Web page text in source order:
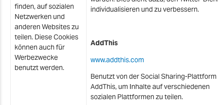
finden, auf sozialen
Netzwerken und
anderen Websites zu
teilen. Diese Cookies
können auch für
Werbezwecke
benutzt werden.
individualisieren und zu verbessern.
AddThis
www.addthis.com
Benutzt von der Social Sharing-Plattform
AddThis, um Inhalte auf verschiedenen
sozialen Plattformen zu teilen.